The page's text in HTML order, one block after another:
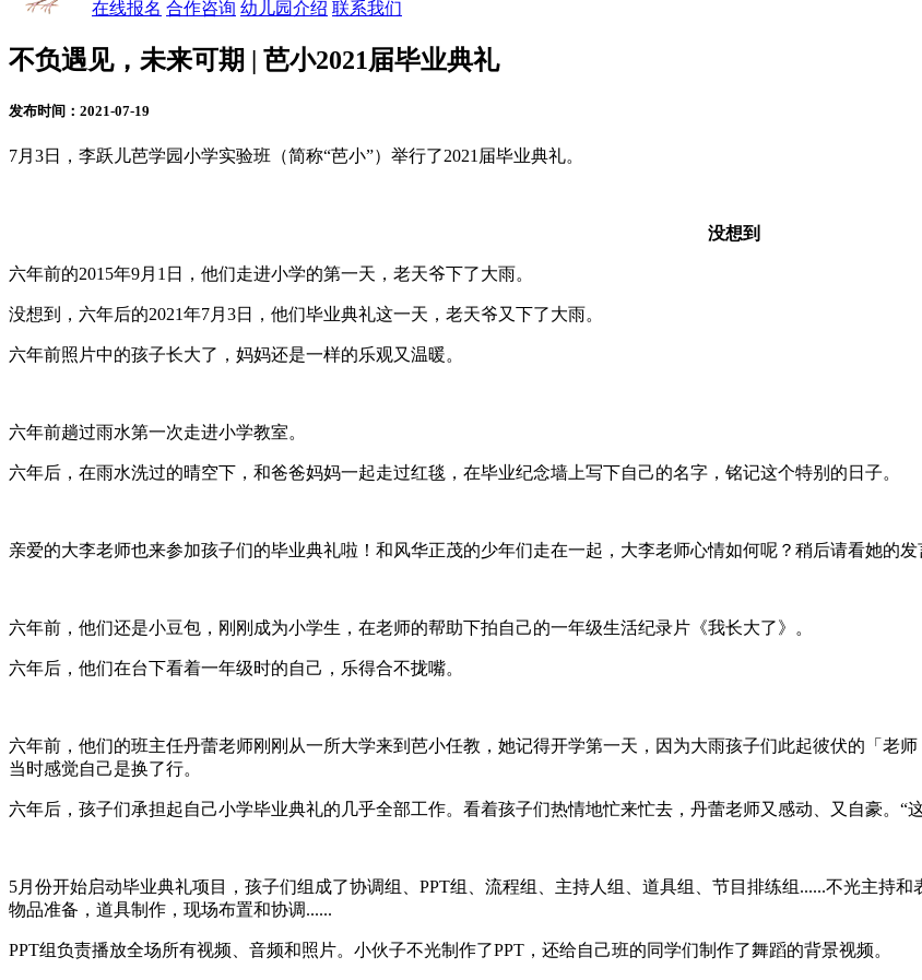
在线报名 合作咨询 幼儿园介绍 联系我们
不负遇见，未来可期 | 芭小2021届毕业典礼
发布时间：2021-07-19
7月3日，李跃儿芭学园小学实验班（简称“芭小”）举行了2021届毕业典礼。
没想到
六年前的2015年9月1日，他们走进小学的第一天，老天爷下了大雨。
没想到，六年后的2021年7月3日，他们毕业典礼这一天，老天爷又下了大雨。
六年前照片中的孩子长大了，妈妈还是一样的乐观又温暖。
六年前趟过雨水第一次走进小学教室。
六年后，在雨水洗过的晴空下，和爸爸妈妈一起走过红毯，在毕业纪念墙上写下自己的名字，铭记这个特别的日子。
亲爱的大李老师也来参加孩子们的毕业典礼啦！和风华正茂的少年们走在一起，大李老师心情如何呢？稍后请看她的发
六年前，他们还是小豆包，刚刚成为小学生，在老师的帮助下拍自己的一年级生活纪录片《我长大了》。
六年后，他们在台下看着一年级时的自己，乐得合不拢嘴。
六年前，他们的班主任丹蕾老师刚刚从一所大学来到芭小任教，她记得开学第一天，因为大雨孩子们此起彼伏的「老
当时感觉自己是换了行。
六年后，孩子们承担起自己小学毕业典礼的几乎全部工作。看着孩子们热情地忙来忙去，丹蕾老师又感动、又自豪。“
5月份开始启动毕业典礼项目，孩子们组成了协调组、PPT组、流程组、主持人组、道具组、节目排练组......不光主持
物品准备，道具制作，现场布置和协调......
PPT组负责播放全场所有视频、音频和照片。小伙子不光制作了PPT，还给自己班的同学们制作了舞蹈的背景视频。